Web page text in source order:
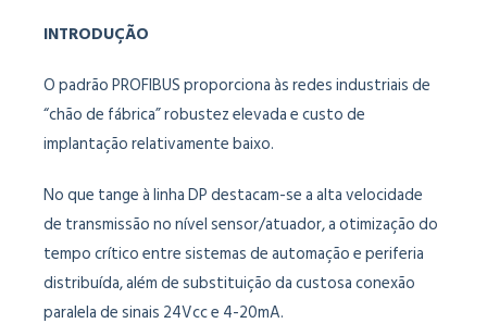
INTRODUÇÃO
O padrão PROFIBUS proporciona às redes industriais de
“chão de fábrica” robustez elevada e custo de
implantação relativamente baixo.
No que tange à linha DP destacam-se a alta velocidade
de transmissão no nível sensor/atuador, a otimização do
tempo crítico entre sistemas de automação e periferia
distribuída, além de substituição da custosa conexão
paralela de sinais 24Vcc e 4-20mA.